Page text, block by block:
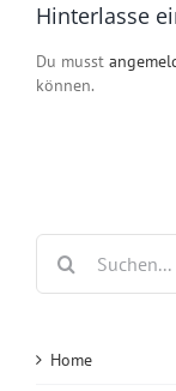
Hinterlasse
Du musst
können.
Suche
nach:
Home